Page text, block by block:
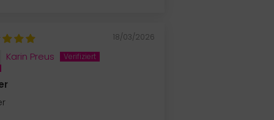
18/03/2026
Karin Preus